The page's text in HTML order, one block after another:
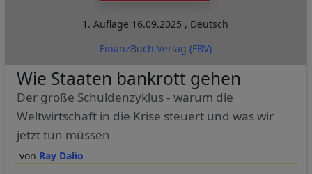
1. Auflage 16.09.2025 , Deutsch
FinanzBuch Verlag (FBV)
Ray Dalio
Wie Staaten bankrott gehen
Der große Schuldenzyklus - warum die
Weltwirtschaft in die Krise steuert und was wir
jetzt tun müssen